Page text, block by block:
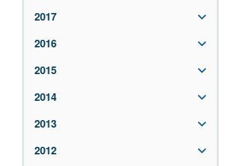
2017
2016
2015
2014
2013
2012